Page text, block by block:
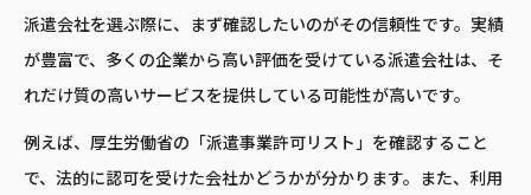
派遣会社を選ぶ際に、まず確認したいのがその信頼性です。実績
が豊富で、多くの企業から高い評価を受けている派遣会社は、そ
れだけ質の高いサービスを提供している可能性が高いです。
例えば、厚生労働省の「派遣事業許可リスト」を確認すること
で、法的に認可を受けた会社かどうかが分かります。また、利用